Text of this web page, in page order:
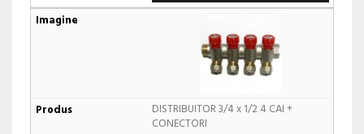
DISTRIBUITOR 3/4 x 1/2 4 CAI +
CONECTORI